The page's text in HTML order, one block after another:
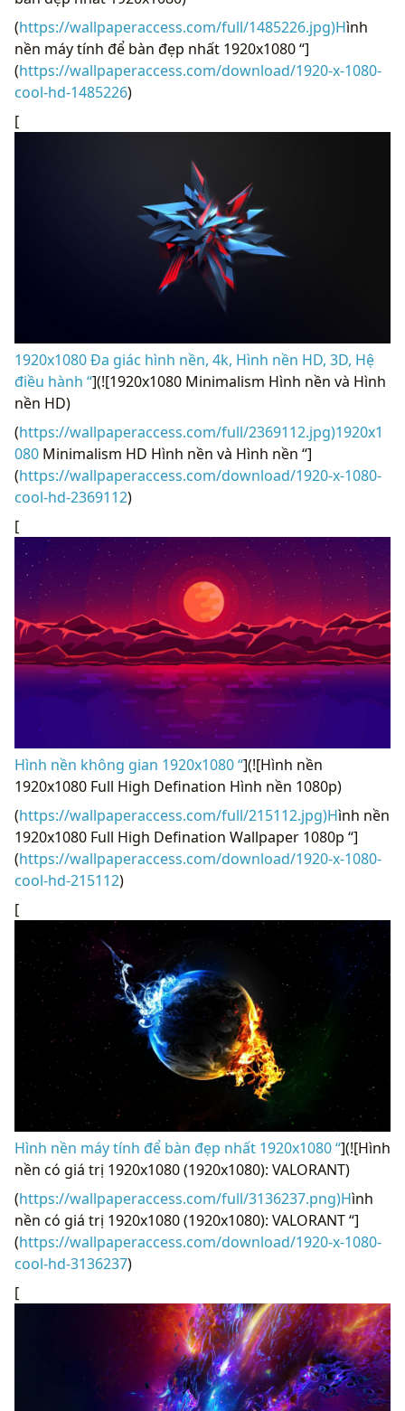
(https://wallpaperaccess.com/full/1485226.jpg)Hình
nền máy tính để bàn đẹp nhất 1920x1080 “]
(https://wallpaperaccess.com/download/1920-x-1080-
cool-hd-1485226)
[
1920x1080 Đa giác hình nền, 4k, Hình nền HD, 3D, Hệ
điều hành “](![1920x1080 Minimalism Hình nền và Hình
nền HD)
(https://wallpaperaccess.com/full/2369112.jpg)1920x1
080 Minimalism HD Hình nền và Hình nền “]
(https://wallpaperaccess.com/download/1920-x-1080-
cool-hd-2369112)
[
Hình nền không gian 1920x1080 “](![Hình nền
1920x1080 Full High Defination Hình nền 1080p)
(https://wallpaperaccess.com/full/215112.jpg)Hình nền
1920x1080 Full High Defination Wallpaper 1080p “]
(https://wallpaperaccess.com/download/1920-x-1080-
cool-hd-215112)
[
Hình nền máy tính để bàn đẹp nhất 1920x1080 “](![Hình
nền có giá trị 1920x1080 (1920x1080): VALORANT)
(https://wallpaperaccess.com/full/3136237.png)Hình
nền có giá trị 1920x1080 (1920x1080): VALORANT “]
(https://wallpaperaccess.com/download/1920-x-1080-
cool-hd-3136237)
[